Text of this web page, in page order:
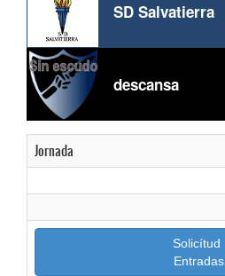
SD Salvatierra
descansa
Jornada
Solicítud
Entradas